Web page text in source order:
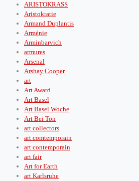
ARISTOKRASS
Aristokratie
Armand Duplantis
Arménie
Arminbarvich
armures
Arsenal
Arshay Cooper
art
Art Award
Art Basel
Art Basel Woche
Art Bei Ton
art collectors
art comtemporain
art contemporain
art fair
Art for Earth
art Karlsruhe